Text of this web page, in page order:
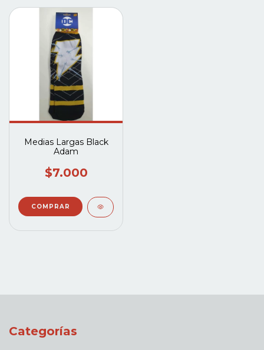
Medias Largas Black
Adam
$7.000
Categorías